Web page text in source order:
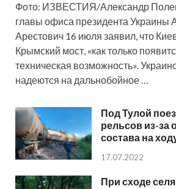
Фото: ИЗВЕСТИЯ/Александр
главы офиса президента Украины
Арестович 16 июля заявил, что
Крымский мост, «как только
техническая возможность».
надеются на дальнобойное …
Под Тулой
рельсов из-за
состава на
17.07.2022
При сходе